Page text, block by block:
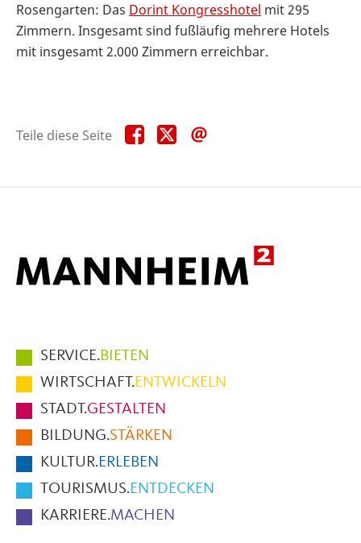
Rosengarten: Das Dorint Kongresshotel mit 295
Zimmern. Insgesamt sind fußläufig mehrere Hotels
mit insgesamt 2.000 Zimmern erreichbar.
Teile diese Seite Teile
diese
Teile
diese
Hauptmenüpunkte
im
Fußbereich
der
Seite
SERVICE.BIETEN
WIRTSCHAFT.ENTWICKELN
STADT.GESTALTEN
BILDUNG.STÄRKEN
KULTUR.ERLEBEN
TOURISMUS.ENTDECKEN
KARRIERE.MACHEN